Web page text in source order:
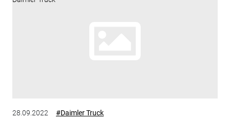
28.09.2022 #Daimler Truck